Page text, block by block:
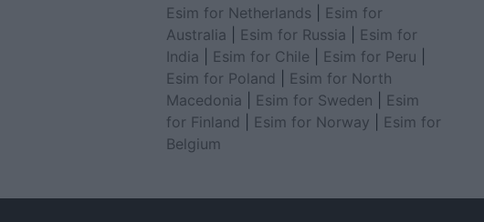
Esim for Netherlands
Esim for
Australia
Esim for Russia
Esim for
India
Esim for Chile Esim for Peru
Esim for Poland
Esim for North
Macedonia
Esim for Sweden
Esim
for Finland
Esim for Norway
Esim for
Belgium